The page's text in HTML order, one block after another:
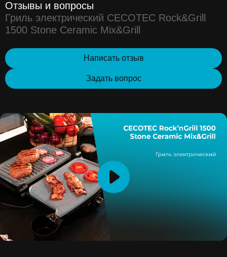
Отзывы и вопросы
Гриль электрический CECOTEC Rock&Grill
1500 Stone Ceramic Mix&Grill
Написать отзыв
Задать вопрос